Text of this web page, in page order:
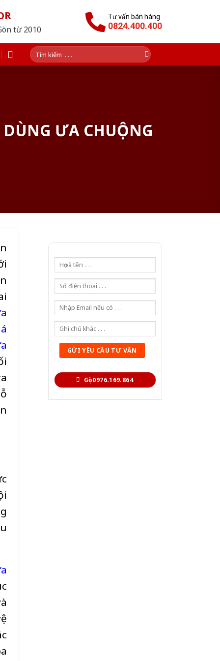
từ 2010
Tư vấn bán hàng
0824.400.400
Tìm
kiếm:
ƯA CHUỘNG
Gọi 0976.169.864